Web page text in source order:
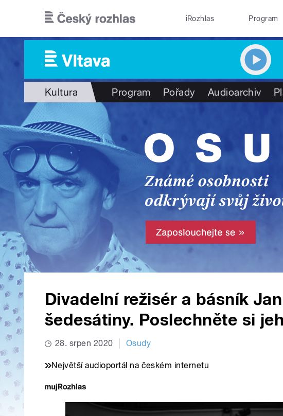
iRozhlas Program
Kultura Program Pořady Audioarchiv
Divadelní režisér a básník
šedesátiny. Poslechněte si
28. srpen 2020 Osudy
Největší audioportál na českém internetu